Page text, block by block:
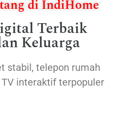
di IndiHome
Terbaik
Keluarga
stabil, telepon rumah
interaktif terpopuler